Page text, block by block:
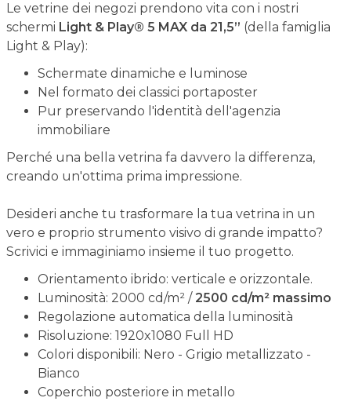
Le vetrine dei negozi prendono vita con i nostri
schermi Light & Play® 5 MAX da 21,5” (della famiglia
Light & Play):
Schermate dinamiche e luminose
Nel formato dei classici portaposter
Pur preservando l'identità dell'agenzia
immobiliare
Perché una bella vetrina fa davvero la differenza,
creando un'ottima prima impressione.
Desideri anche tu trasformare la tua vetrina in un
vero e proprio strumento visivo di grande impatto?
Scrivici e immaginiamo insieme il tuo progetto.
Orientamento ibrido: verticale e orizzontale.
Luminosità: 2000 cd/m² /2500 cd/m² massimo
Regolazione automatica della luminosità
Risoluzione: 1920x1080 Full HD
Colori disponibili: Nero - Grigio metallizzato -
Bianco
Coperchio posteriore in metallo